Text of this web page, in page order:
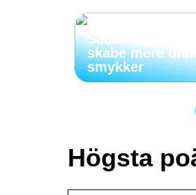
Sådan kan
skabe mere
smykker
Högsta